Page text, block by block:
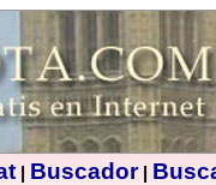
| Buscador|